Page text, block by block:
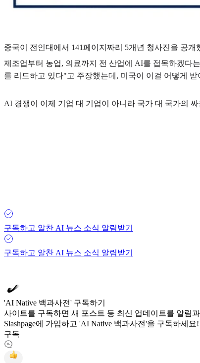
중국이 전인대에서 141페이지짜리 5개년 청사진을 공
제조업부터 농업, 의료까지 전 산업에 AI를 접목하겠다
를 리드하고 있다"고 주장했는데, 미국이 이걸 어떻게
AI 경쟁이 이제 기업 대 기업이 아니라 국가 대 국가의
구독하고 알찬 AI 뉴스 소식 알림받기
구독하고 알찬 AI 뉴스 소식 알림받기
'AI Native 백과사전' 구독하기
사이트를 구독하면 새 포스트 등 최신 업데이트를 알림
Slashpage에 가입하고 'AI Native 백과사전'을 구독하세요!
구독